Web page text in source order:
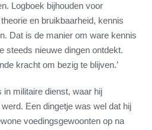
Logboek bijhouden voor
en bruikbaarheid, kennis
Dat is de manier om ware kennis
steeds nieuwe dingen ontdekt.
kracht om bezig te blijven.’
militaire dienst, waar hij
Een dingetje was wel dat hij
voedingsgewoonten op na